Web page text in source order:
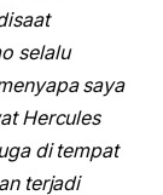
selalu
saya
Hercules
di tempat
terjadi